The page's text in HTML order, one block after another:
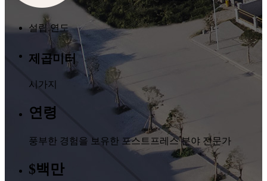
설립 연도
제곱미터
시가지
연령
풍부한 경험을 보유한 포스트프레스 분야 전문가
$백만